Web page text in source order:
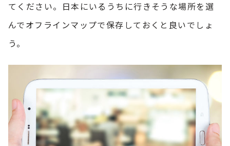
てください。日本にいるうちに行きそうな場所を選
んでオフラインマップで保存しておくと良いでしょ
う。